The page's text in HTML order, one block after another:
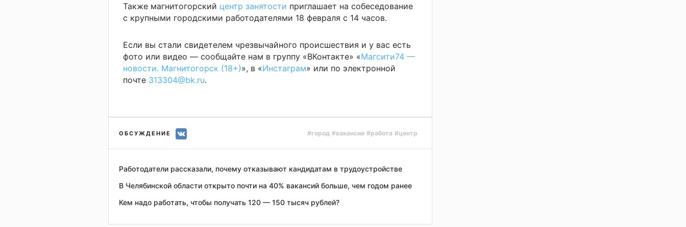
Также магнитогорский центр занятости приглашает на собеседование
с крупными городскими работодателями 18 февраля с 14 часов.
Если вы стали свидетелем чрезвычайного происшествия и у вас есть
фото или видео — сообщайте нам в группу «ВКонтакте» «Магсити74 —
новости. Магнитогорск (18+)», в «Инстаграм» или по электронной
почте 313304@bk.ru.
ОБСУЖДЕНИЕ #город #вакансии #работа #центр
Работодатели рассказали, почему отказывают кандидатам в трудоустройстве
В Челябинской области открыто почти на 40% вакансий больше, чем годом ранее
Кем надо работать, чтобы получать 120 — 150 тысяч рублей?